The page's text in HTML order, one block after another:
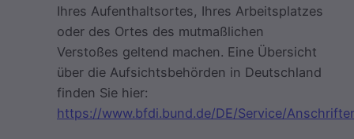
Ihres Aufenthaltsortes, Ihres Arbeitsplatzes
oder des Ortes des mutmaßlichen
Verstoßes geltend machen. Eine Übersicht
über die Aufsichtsbehörden in Deutschland
finden Sie hier:
https://www.bfdi.bund.de/DE/Service/